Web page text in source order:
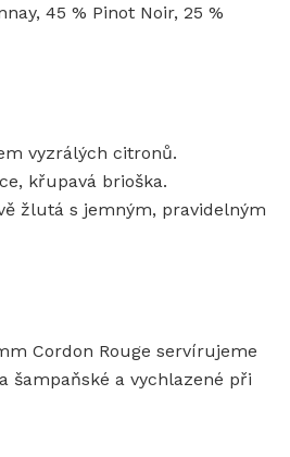
45 % Pinot Noir, 25 %
vyzrálých citronů.
křupavá brioška.
žlutá s jemným, pravidelným
Cordon Rouge servírujeme
šampaňské a vychlazené při